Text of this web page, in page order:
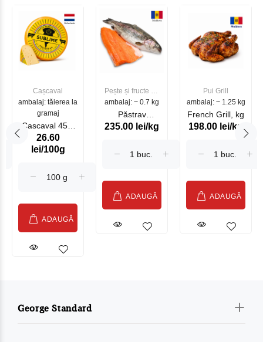
Cașcaval
ambalaj: tăierea la
gramaj
Cascaval 45%
Maasdam
Sublime Cow
26.60
lei/100g
ADAUGĂ
Pește și fructe de
mare
ambalaj: ~ 0.7 kg
Păstrav
Somonat
235.00 lei/kg
ADAUGĂ
Pui Grill
ambalaj: ~ 1.25 kg
French Grill, kg
198.00 lei/kg
ADAUGĂ
George Standard